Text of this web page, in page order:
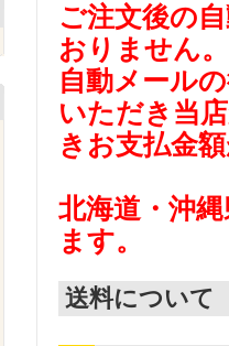
ご注文後の
おりません。
自動メール
いただき当
きお支払金
北海道・沖
ます。
送料について